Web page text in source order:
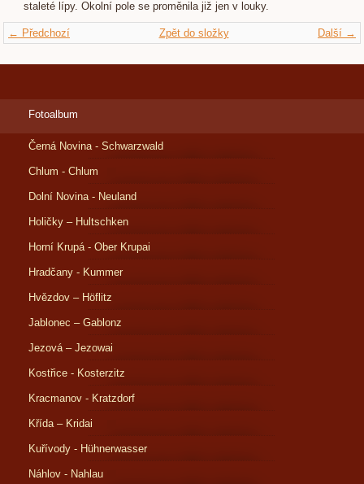
staleté lípy. Okolní pole se proměnila již jen v louky.
← Předchozí Další →
Zpět do složky
Fotoalbum
Černá Novina - Schwarzwald
Chlum - Chlum
Dolní Novina - Neuland
Holičky – Hultschken
Horní Krupá - Ober Krupai
Hradčany - Kummer
Hvězdov – Höflitz
Jablonec – Gablonz
Jezová – Jezowai
Kostřice - Kosterzitz
Kracmanov - Kratzdorf
Křída – Kridai
Kuřívody - Hühnerwasser
Náhlov - Nahlau